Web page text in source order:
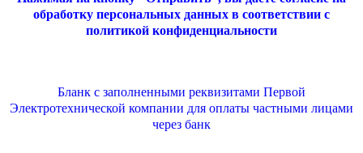
обработку персональных данных в соответствии с
политикой конфиденциальности
Бланк с заполненными реквизитами Первой
Электротехнической компании для оплаты частными лицами
через банк